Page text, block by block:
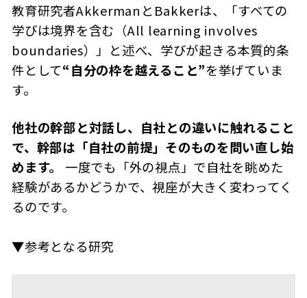
教育研究者AkkermanとBakkerは、「すべての
学びは境界を含む（All learning involves
boundaries）」と述べ、学びが起きる本質的条
件として“自分の枠を越えること”を挙げていま
す。
他社の幹部と対話し、自社との違いに触れること
で、幹部は「自社の前提」そのものを問い直し始
めます。
一度でも「外の視点」で自社を眺めた
経験があるかどうかで、視座が大きく変わってく
るのです。
▼参考となる研究